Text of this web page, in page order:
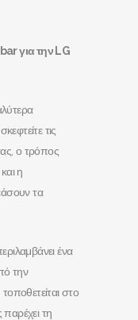
για την LG
τις
ο τρόπος
η
τα
ένα
την
στο
τη